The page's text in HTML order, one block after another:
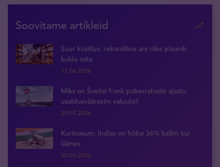
Soovitame artikleid
Suur küsitlus: rekordiline arv riike plaanib
kulda osta
17.06.2026
Miks on Šveitsi frank paberrahade ajastu
usaldusväärseim valuuta?
29.05.2026
Kurioosum: Indias on hõbe 36% kallim kui
läänes
30.06.2026